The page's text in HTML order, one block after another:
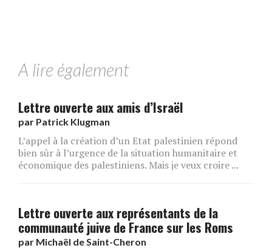
A lire également
Lettre ouverte aux amis d’Israël
par Patrick Klugman
L’appel à la création d’un Etat palestinien répond
bien sûr à l’urgence de la situation humanitaire et
économique des palestiniens. Mais je veux croire ...
Lettre ouverte aux représentants de la
communauté juive de France sur les Roms
par Michaël de Saint-Cheron